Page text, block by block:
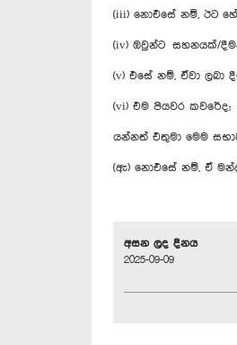
(iii) නො‍එසේ නම්, ඊට
(iv) ඔවුන්ට සහනයක්/
(v) එසේ නම්, ඒවා ලබා
(vi) එම පියවර කවරේද;
යන්නත් එතුමා මෙම
(ඇ) නොඑසේ නම්, ඒ
අසන ලද දිනය
2025-09-09